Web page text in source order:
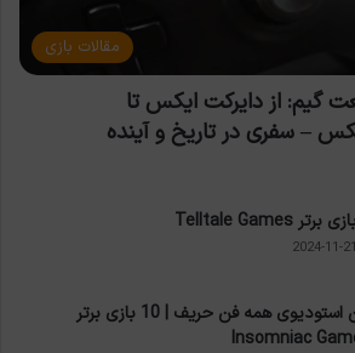
مقالات بازی
گیم: از دایرکت ایکس تا
– سفری در تاریخ و آینده
2024-11-21
این استودیوی همه فن حریف | 10 بازی برتر
Insomniac